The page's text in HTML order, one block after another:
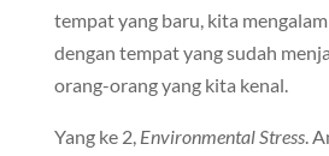
tempat yang baru, kita
dengan tempat yang sudah
orang-orang yang kita kenal.
Yang ke 2, Environmental Stress.